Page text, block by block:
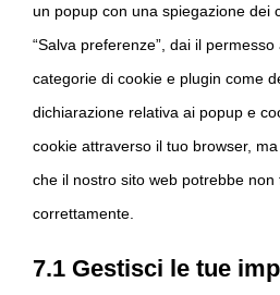
un popup con una spiegazione dei
“Salva preferenze”, dai il
categorie di cookie e plugin come
dichiarazione relativa ai popup e
cookie attraverso il tuo browser,
che il nostro sito web potrebbe non
correttamente.
7.1 Gestisci le tue